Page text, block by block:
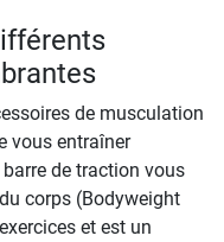
de musculation
vous entraîner
de traction vous
corps (Bodyweight
et est un